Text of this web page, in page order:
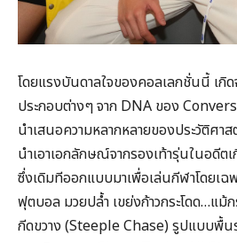
โดยแรงบันดาลใจของคอลเลกชั่นนี้ เกิ
ประกอบต่างๆ จาก DNA ของ
นำเสนอความหลากหลายของประวัติศ
นำเอาเอกลักษณ์จากรองเท้ารุ่นในอดีต
ซึ่งเดิมทีออกแบบมาเพื่อเล่นกีฬาโดยเฉ
ฟุตบอล มวยปล้ำ เขย่งก้าวกระโดด…แม้
กีดขวาง (Steeple Chase) รูปแบบพื้น